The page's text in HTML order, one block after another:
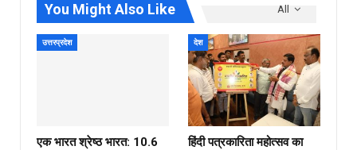
All
You Might Also Like
उत्तरप्रदेश
एक भारत श्रेष्ठ भारत: 10.6
देश
हिंदी पत्रकारिता महोत्सव का